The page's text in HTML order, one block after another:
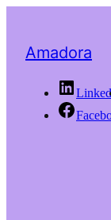
Amadora